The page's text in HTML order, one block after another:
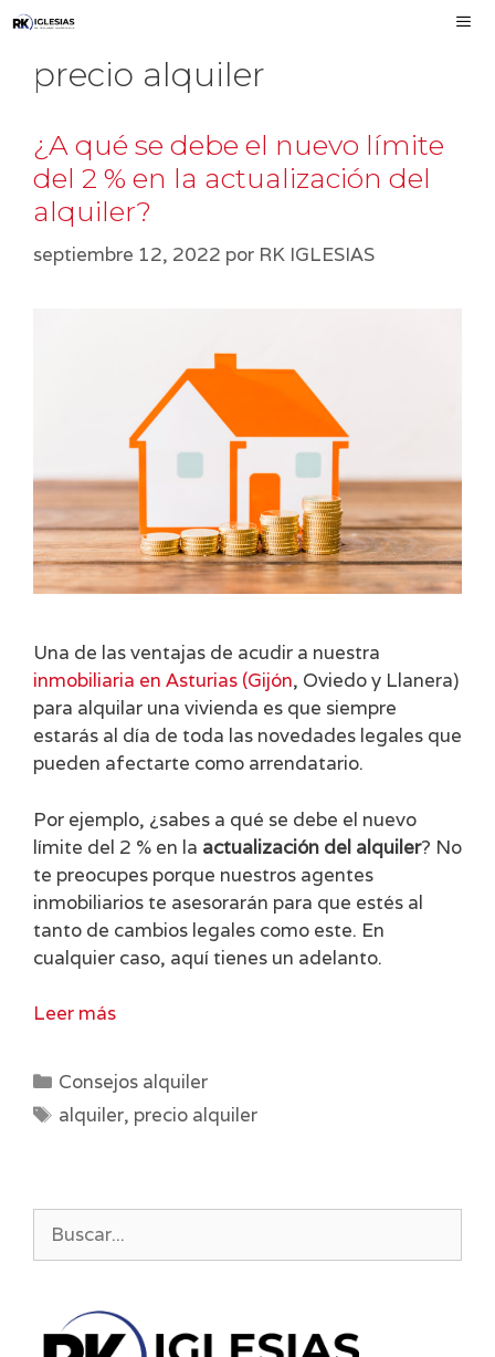
Saltar
contenido
precio alquiler
¿A qué se debe el nuevo límite
del 2 % en la actualización del
alquiler?
septiembre 12, 2022 por RK IGLESIAS
Una de las ventajas de acudir a nuestra
inmobiliaria en Asturias (Gijón, Oviedo y Llanera)
para alquilar una vivienda es que siempre
estarás al día de toda las novedades legales que
pueden afectarte como arrendatario.
Por ejemplo, ¿sabes a qué se debe el nuevo
límite del 2 % en la actualización del alquiler? No
te preocupes porque nuestros agentes
inmobiliarios te asesorarán para que estés al
tanto de cambios legales como este. En
cualquier caso, aquí tienes un adelanto.
Leer más
Categorías
Consejos alquiler
Etiquetas
alquiler, precio alquiler